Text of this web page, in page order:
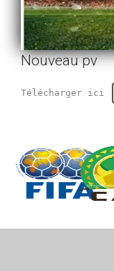
Nouveau pv
Télécharger ici